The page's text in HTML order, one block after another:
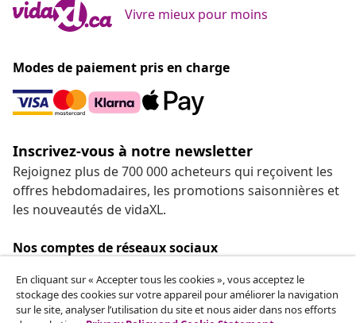
Vivre mieux pour moins
Modes de paiement pris en charge
Inscrivez-vous à notre newsletter
Rejoignez plus de 700 000 acheteurs qui reçoivent les
offres hebdomadaires, les promotions saisonnières et
les nouveautés de vidaXL.
Nos comptes de réseaux sociaux
En cliquant sur « Accepter tous les cookies », vous acceptez le
stockage des cookies sur votre appareil pour améliorer la navigation
sur le site, analyser l’utilisation du site et nous aider dans nos efforts